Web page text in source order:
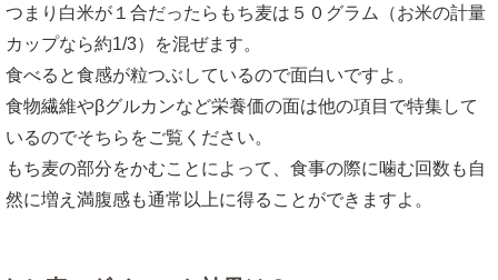
つまり白米が１合だったらもち麦は５０グラム（お米の計量
カップなら約1/3）を混ぜます。
食べると食感が粒つぶしているので面白いですよ。
食物繊維やβグルカンなど栄養価の面は他の項目で特集して
いるのでそちらをご覧ください。
もち麦の部分をかむことによって、食事の際に噛む回数も自
然に増え満腹感も通常以上に得ることができますよ。